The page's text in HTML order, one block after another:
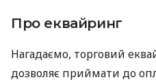
Про еквайринг
Нагадаємо, торговий
дозволяє приймати до